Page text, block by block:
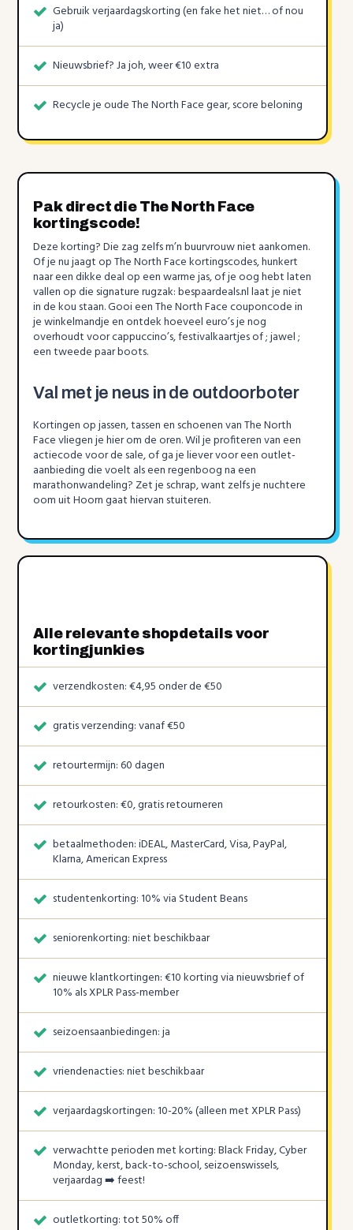
Gebruik verjaardagskorting (en fake het niet… of nou
ja)
Nieuwsbrief? Ja joh, weer €10 extra
Recycle je oude The North Face gear, score beloning
Pak direct die The North Face
kortingscode!
Deze korting? Die zag zelfs m’n buurvrouw niet aankomen.
Of je nu jaagt op The North Face kortingscodes, hunkert
naar een dikke deal op een warme jas, of je oog hebt laten
vallen op die signature rugzak: bespaardeals.nl laat je niet
in de kou staan. Gooi een The North Face couponcode in
je winkelmandje en ontdek hoeveel euro’s je nog
overhoudt voor cappuccino’s, festivalkaartjes of ; jawel ;
een tweede paar boots.
Val met je neus in de outdoorboter
Kortingen op jassen, tassen en schoenen van The North
Face vliegen je hier om de oren. Wil je profiteren van een
actiecode voor de sale, of ga je liever voor een outlet-
aanbieding die voelt als een regenboog na een
marathonwandeling? Zet je schrap, want zelfs je nuchtere
oom uit Hoorn gaat hiervan stuiteren.
Alle relevante shopdetails voor
kortingjunkies
verzendkosten: €4,95 onder de €50
gratis verzending: vanaf €50
retourtermijn: 60 dagen
retourkosten: €0, gratis retourneren
betaalmethoden: iDEAL, MasterCard, Visa, PayPal,
Klarna, American Express
studentenkorting: 10% via Student Beans
seniorenkorting: niet beschikbaar
nieuwe klantkortingen: €10 korting via nieuwsbrief of
10% als XPLR Pass-member
seizoensaanbiedingen: ja
vriendenacties: niet beschikbaar
verjaardagskortingen: 10-20% (alleen met XPLR Pass)
verwachtte perioden met korting: Black Friday, Cyber
Monday, kerst, back-to-school, seizoenswissels,
verjaardag ➡️ feest!
outletkorting: tot 50% off